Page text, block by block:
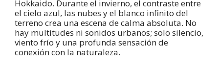
Hokkaido. Durante el invierno, el contraste entre
el cielo azul, las nubes y el blanco infinito del
terreno crea una escena de calma absoluta. No
hay multitudes ni sonidos urbanos; solo silencio,
viento frío y una profunda sensación de
conexión con la naturaleza.